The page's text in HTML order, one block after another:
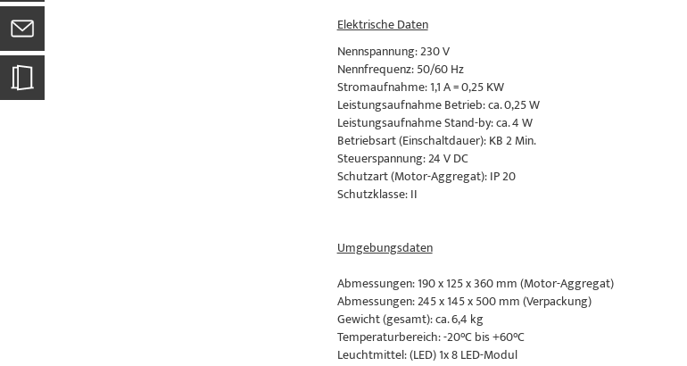
Elektrische Daten
Nennspannung: 230 V
Nennfrequenz: 50/60 Hz
Stromaufnahme: 1,1 A = 0,25 KW
Leistungsaufnahme Betrieb: ca. 0,25 W
Leistungsaufnahme Stand-by: ca. 4 W
Betriebsart (Einschaltdauer): KB 2 Min.
Steuerspannung: 24 V DC
Schutzart (Motor-Aggregat): IP 20
Schutzklasse: II
Umgebungsdaten
Abmessungen: 190 x 125 x 360 mm (Motor-Aggregat)
Abmessungen: 245 x 145 x 500 mm (Verpackung)
Gewicht (gesamt): ca. 6,4 kg
Temperaturbereich: -20°C bis +60°C
Leuchtmittel: (LED) 1x 8 LED-Modul